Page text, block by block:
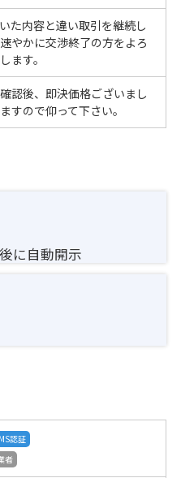
た内容と違い取引を継続し
やかに交渉終了の方をよろ
ます。
認後、即決価格ございまし
すので仰って下さい。
に自動開示
認証
者